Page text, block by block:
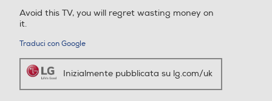
Altezza-mm
1032
Larghezza-mm
1677
USB Rec (PVR) USB Rec (PVR)
Interfaccia YUV Interfaccia YUV
Avoid this TV, you will regret wasting money on
it.
Traduci con Google
Inizialmente pubblicata su lg.com/uk